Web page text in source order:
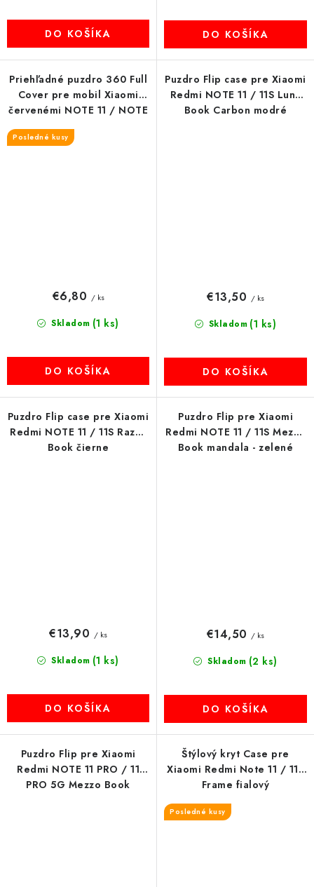
DO KOŠÍKA DO KOŠÍKA
Priehľadné puzdro 360 Full
Cover pre mobil Xiaomi
červenémi NOTE 11 / NOTE
11S
Posledné kusy
Skladom (1 ks)
€6,80 / ks
DO KOŠÍKA
Puzdro Flip case pre Xiaomi
Redmi NOTE 11 / 11S Luna
Book Carbon modré
Skladom (1 ks)
€13,50 / ks
DO KOŠÍKA
Puzdro Flip case pre Xiaomi
Redmi NOTE 11 / 11S Razor
Book čierne
Skladom (1 ks)
€13,90 / ks
DO KOŠÍKA
Puzdro Flip pre Xiaomi
Redmi NOTE 11 / 11S Mezzo
Book mandala - zelené
Skladom (2 ks)
€14,50 / ks
DO KOŠÍKA
Puzdro Flip pre Xiaomi
Redmi NOTE 11 PRO / 11
PRO 5G Mezzo Book
Štýlový kryt Case pre
Xiaomi Redmi Note 11 / 11S
Frame fialový
Posledné kusy